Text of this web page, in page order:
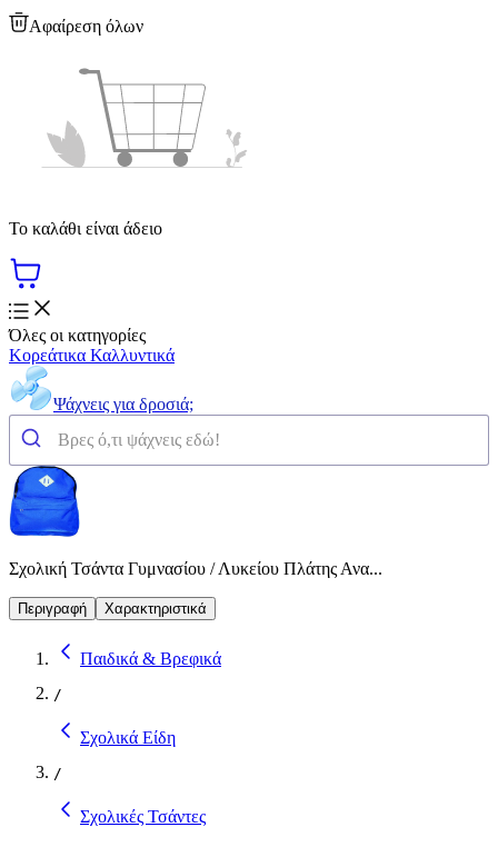
Αφαίρεση όλων
Το καλάθι είναι άδειο
Όλες οι κατηγορίες
Κορεάτικα Καλλυντικά
Ψάχνεις για δροσιά;
Σχολική Τσάντα Γυμνασίου / Λυκείου Πλάτης Ανα...
Περιγραφή Χαρακτηριστικά
Παιδικά & Βρεφικά
/
Σχολικά Είδη
/
Σχολικές Τσάντες